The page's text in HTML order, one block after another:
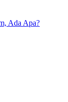
Ada Apa?